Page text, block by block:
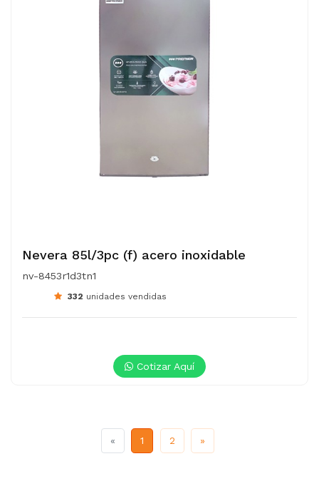
Nevera 85l/3pc (f) acero inoxidable
nv-8453r1d3tn1
332 unidades vendidas
Cotizar Aquí
«Previous
1 2 »